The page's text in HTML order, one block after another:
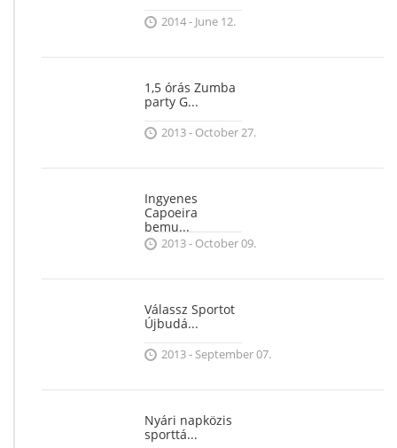
2014 - June 12.
1,5 órás Zumba
party G...
2013 - October 27.
Ingyenes
Capoeira
bemu...
2013 - October 09.
Válassz Sportot
Újbudá...
2013 - September 07.
Nyári napközis
sporttá...